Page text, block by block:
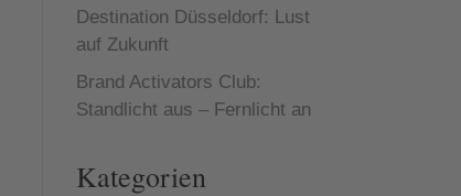
Destination Düsseldorf: Lust
auf Zukunft
Brand Activators Club:
Standlicht aus – Fernlicht an
Kategorien